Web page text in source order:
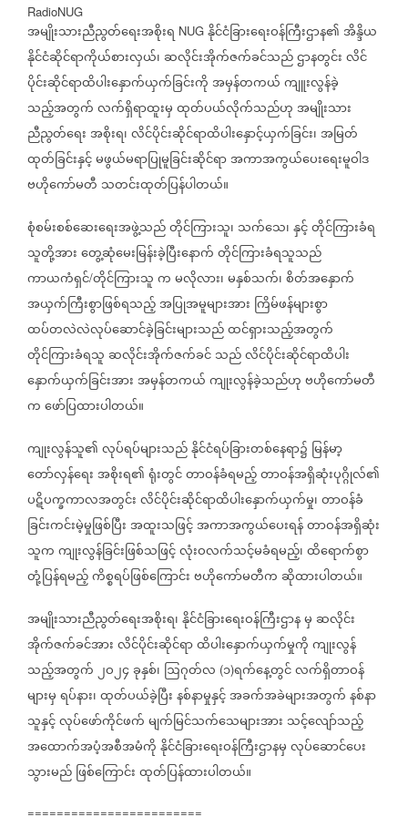
RadioNUG
အမျိုးသားညီညွတ်ရေးအစိုးရ NUG နိုင်ငံခြားရေးဝန်ကြီးဌာန၏အိန္ဒိယ
နိုင်ငံဆိုင်ရာကိုယ်စားလှယ်၊ဆလိုင်းအိုက်ဇက်ခင်သည်ဌာနတွင်းလိင်
ပိုင်းဆိုင်ရာထိပါးနှောက်ယှက်ခြင်းကိုအမှန်တကယ်ကျူးလွန်ခဲ့
သည့်အတွက်လက်ရှိရာထူးမှထုတ်ပယ်လိုက်သည်ဟုအမျိုးသား
ညီညွတ်ရေးအစိုးရ၊လိင်ပိုင်းဆိုင်ရာထိပါးနှောင့်ယှက်ခြင်း၊အမြတ်
ထုတ်ခြင်းနှင့်မဖွယ်မရာပြုမူခြင်းဆိုင်ရာအကာအကွယ်ပေးရေးမူဝါဒ
ဗဟိုကော်မတီ သတင်းထုတ်ပြန်ပါတယ်။
စုံစမ်းစစ်ဆေးရေးအဖွဲ့သည်တိုင်ကြားသူ၊ သက်သေ၊နှင့်တိုင်ကြားခံရ
သူတို့အားတွေ့ဆုံမေးမြန်းခဲ့ပြီးနောက်တိုင်ကြားခံရသူသည်
ကာယကံရှင်/တိုင်ကြားသူကမလိုလား၊မနှစ်သက်၊စိတ်အနှောက်
အယှက်ကြီးစွာဖြစ်ရသည့်အပြုအမူများအား ကြိမ်ဖန်များစွာ
ထပ်တလဲလဲလုပ်ဆောင်ခဲ့ခြင်းများသည်ထင်ရှားသည့်အတွက်
တိုင်ကြားခံရသူဆလိုင်းအိုက်ဇက်ခင်သည်လိင်ပိုင်းဆိုင်ရာထိပါး
နှောက်ယှက်ခြင်းအားအမှန်တကယ်ကျုးလွန်ခဲ့သည်ဟုဗဟိုကော်မတီ
ကဖော်ပြထားပါတယ်။
ကျုးလွန်သူ၏လုပ်ရပ်များသည်နိုင်ငံရပ်ခြားတစ်နေရာ၌ မြန်မာ့
တော်လှန်ရေးအစိုးရ၏ရုံးတွင်တာဝန်ခံရမည့်တာဝန်အရှိဆုံးပုဂ္ဂိုလ်၏
ပဋိပက္ခကာလအတွင်းလိင်ပိုင်းဆိုင်ရာထိပါးနှောက်ယှက်မှု၊တာဝန်ခံ
ခြင်းကင်းမဲ့မှုဖြစ်ပြီးအထူးသဖြင့်အကာအကွယ်ပေးရန်တာဝန်အရှိဆုံး
သူကကျုးလွန်ခြင်းဖြစ်သဖြင့်လုံးဝလက်သင့်မခံရမည့်၊ထိရောက်စွာ
တုံ့ပြန်ရမည့်ကိစ္စရပ်ဖြစ်ကြောင်းဗဟိုကော်မတီကဆိုထားပါတယ်။
အမျိုးသားညီညွတ်ရေးအစိုးရ၊နိုင်ငံခြားရေးဝန်ကြီးဌာနမှဆလိုင်း
အိုက်ဇက်ခင်အားလိင်ပိုင်းဆိုင်ရာထိပါးနှောက်ယှက်မှုကိုကျုးလွန်
သည့်အတွက်၂ဝ၂၄ခုနှစ်၊ ဩဂုတ်လ (၁)ရက်နေ့တွင်လက်ရှိတာဝန်
များမှရပ်နား၊ထုတ်ပယ်ခဲ့ပြီးနစ်နာမှုနှင့်အခက်အခဲများအတွက်နစ်နာ
သူနှင့်လုပ်ဖော်ကိုင်ဖက်မျက်မြင်သက်သေများအား သင့်လျော်သည့်
အထောက်အပံ့အစီအမံကိုနိုင်ငံခြားရေးဝန်ကြီးဌာနမှလုပ်ဆောင်ပေး
သွားမည်ဖြစ်ကြောင်းထုတ်ပြန်ထားပါတယ်။
========================